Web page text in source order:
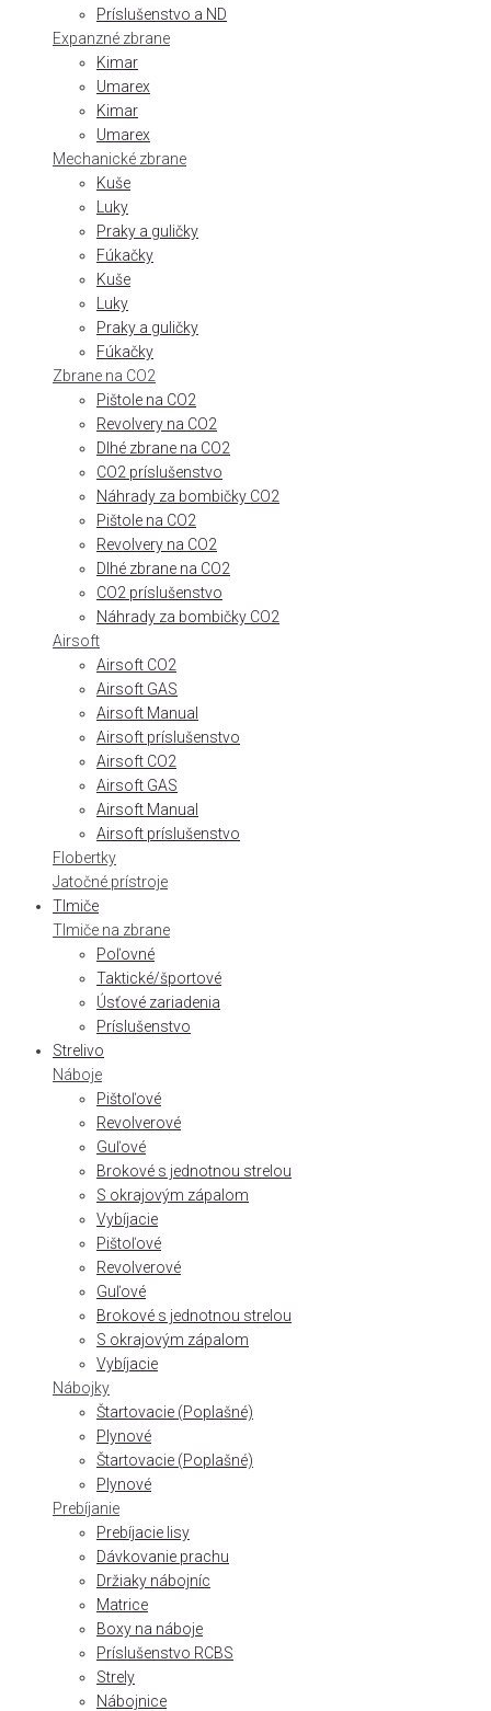
Príslušenstvo a ND
Expanzné zbrane
Kimar
Umarex
Kimar
Umarex
Mechanické zbrane
Kuše
Luky
Praky a guličky
Fúkačky
Kuše
Luky
Praky a guličky
Fúkačky
Zbrane na CO2
Pištole na CO2
Revolvery na CO2
Dlhé zbrane na CO2
CO2 príslušenstvo
Náhrady za bombičky CO2
Pištole na CO2
Revolvery na CO2
Dlhé zbrane na CO2
CO2 príslušenstvo
Náhrady za bombičky CO2
Airsoft
Airsoft CO2
Airsoft GAS
Airsoft Manual
Airsoft príslušenstvo
Airsoft CO2
Airsoft GAS
Airsoft Manual
Airsoft príslušenstvo
Flobertky
Jatočné prístroje
Tlmiče
Tlmiče na zbrane
Poľovné
Taktické/športové
Úsťové zariadenia
Príslušenstvo
Strelivo
Náboje
Pištoľové
Revolverové
Guľové
Brokové s jednotnou strelou
S okrajovým zápalom
Vybíjacie
Pištoľové
Revolverové
Guľové
Brokové s jednotnou strelou
S okrajovým zápalom
Vybíjacie
Nábojky
Štartovacie (Poplašné)
Plynové
Štartovacie (Poplašné)
Plynové
Prebíjanie
Prebíjacie lisy
Dávkovanie prachu
Držiaky nábojníc
Matrice
Boxy na náboje
Príslušenstvo RCBS
Strely
Nábojnice